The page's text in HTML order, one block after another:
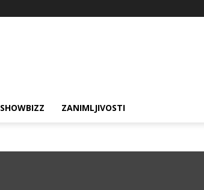
SHOWBIZZ ZANIMLJIVOSTI